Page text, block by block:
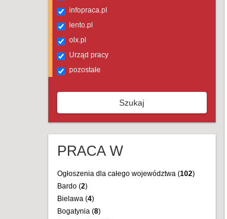
infopraca.pl
lento.pl
olx.pl
Urząd pracy
pozostałe
Szukaj
PRACA W
Ogłoszenia dla całego województwa (102)
Bardo (2)
Bielawa (4)
Bogatynia (8)